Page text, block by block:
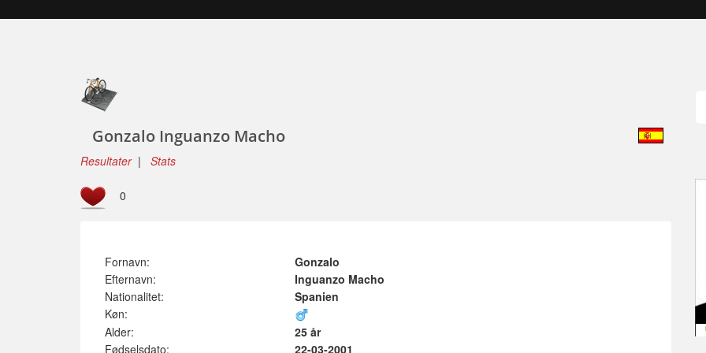
Gonzalo Inguanzo Macho
Resultater| Stats
0
Fornavn:
Gonzalo
Efternavn:
Inguanzo Macho
Nationalitet:
Spanien
Køn:
Alder:
25 år
Fødselsdato:
22-03-2001